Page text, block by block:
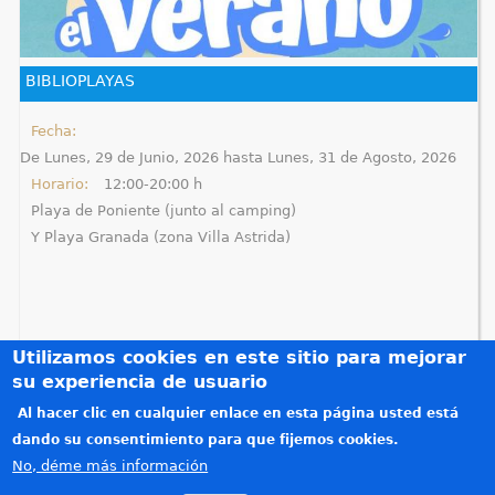
u
í
BIBLIOPLAYAS
Fecha:
De Lunes, 29 de Junio, 2026hasta Lunes, 31 de Agosto, 2026
Horario:
12:00-20:00 h
Playa de Poniente (junto al camping)
Y Playa Granada (zona Villa Astrida)
Créditos
Teléfonos de interés
Política de privacidad
Utilizamos cookies en este sitio para mejorar
su experiencia de usuario
Al hacer clic en cualquier enlace en esta página usted está
dando su consentimiento para que fijemos cookies.
No, déme más información